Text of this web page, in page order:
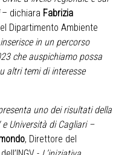
– dichiara Fabrizia
Dipartimento Ambiente
in un percorso
che auspichiamo possa
altri temi di interesse
uno dei risultati della
Università di Cagliari –
, Direttore del